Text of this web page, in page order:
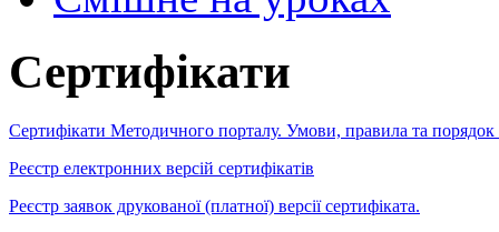
Сертифікати
Сертифікати Методичного порталу. Умови, правила та порядок
Реєстр електронних версій сертифікатів
Реєстр заявок друкованої (платної) версії сертифіката.